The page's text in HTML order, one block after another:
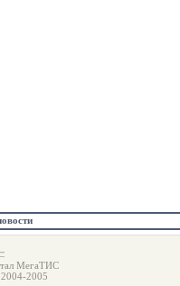
МегаТИС
2005